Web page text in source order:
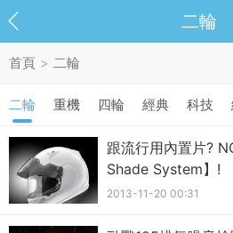
二輪
首頁 > 二輪
二輪 重機 四輪 經典 科技
跟流行用內置片?
Shade System】!
2013-11-20 00:31